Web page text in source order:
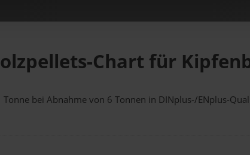
Chart für
bei Abnahmevon 6 Tonnen in DINplus-/ENplus-